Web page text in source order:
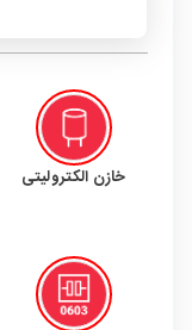
خازن SMD سایر پکیج